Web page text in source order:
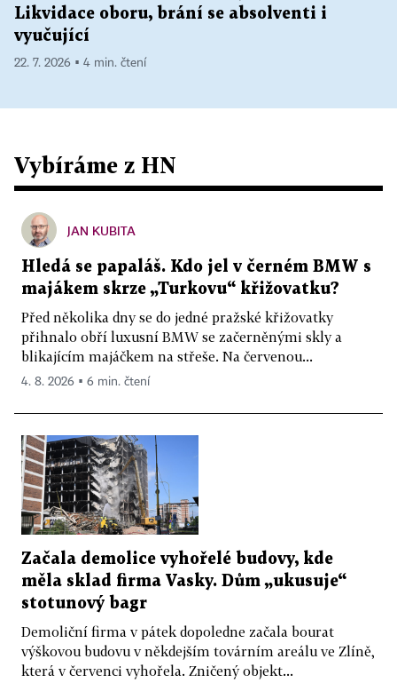
Likvidace oboru, brání se absolventi i
vyučující
22. 7. 2026 ▪ 4 min. čtení
Vybíráme z HN
JAN KUBITA
Hledá se papaláš. Kdo jel v černém BMW s
majákem skrze „Turkovu“ křižovatku?
Před několika dny se do jedné pražské křižovatky
přihnalo obří luxusní BMW se začerněnými skly a
blikajícím majáčkem na střeše. Na červenou...
4. 8. 2026 ▪ 6 min. čtení
Začala demolice vyhořelé budovy, kde
měla sklad firma Vasky. Dům „ukusuje“
stotunový bagr
Demoliční firma v pátek dopoledne začala bourat
výškovou budovu v někdejším továrním areálu ve Zlíně,
která v červenci vyhořela. Zničený objekt...